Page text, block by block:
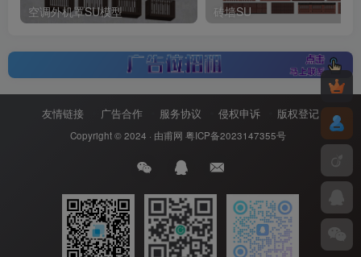
空调外机罩SU模型 砖墙SU
友情链接 广告合作 服务协议 侵权申诉 版权登记
Copyright © 2024 · 由甫网 粤ICP备2023147355号